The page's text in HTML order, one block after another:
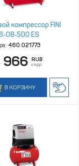
компрессор FINI
ES
460.021773
966 RUB
с НДС
В КОРЗИНУ